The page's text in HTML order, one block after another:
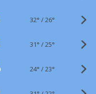
32° /26°
31° /25°
24° /23°